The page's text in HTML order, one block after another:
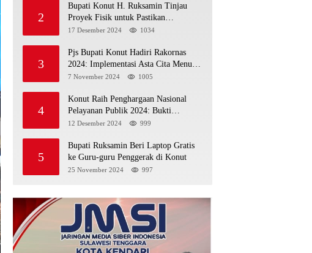
2
Bupati Konut H. Ruksamin Tinjau
Proyek Fisik untuk Pastikan
Kesesuaian dengan Perencanaan
17 Desember 2024 1034
3
Pjs Bupati Konut Hadiri Rakornas
2024: Implementasi Asta Cita Menuju
Indonesia Emas
7 November 2024 1005
4
Konut Raih Penghargaan Nasional
Pelayanan Publik 2024: Bukti
Komitmen Menuju Pelayanan Prima
12 Desember 2024 999
5
Bupati Ruksamin Beri Laptop Gratis
ke Guru-guru Penggerak di Konut
25 November 2024 997